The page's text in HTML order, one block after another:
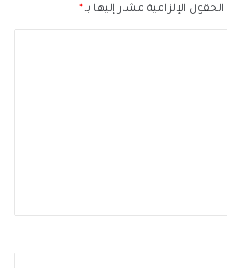
الحقول الإلزامية مشار إليها بـ *